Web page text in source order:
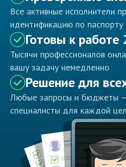
Все активные исполнители
идентификацию по паспорту
Готовы к
Тысячи профессионалов
вашу задачу немедленно
Решение для
Любые запросы и бюджеты —
специалисты для каждой